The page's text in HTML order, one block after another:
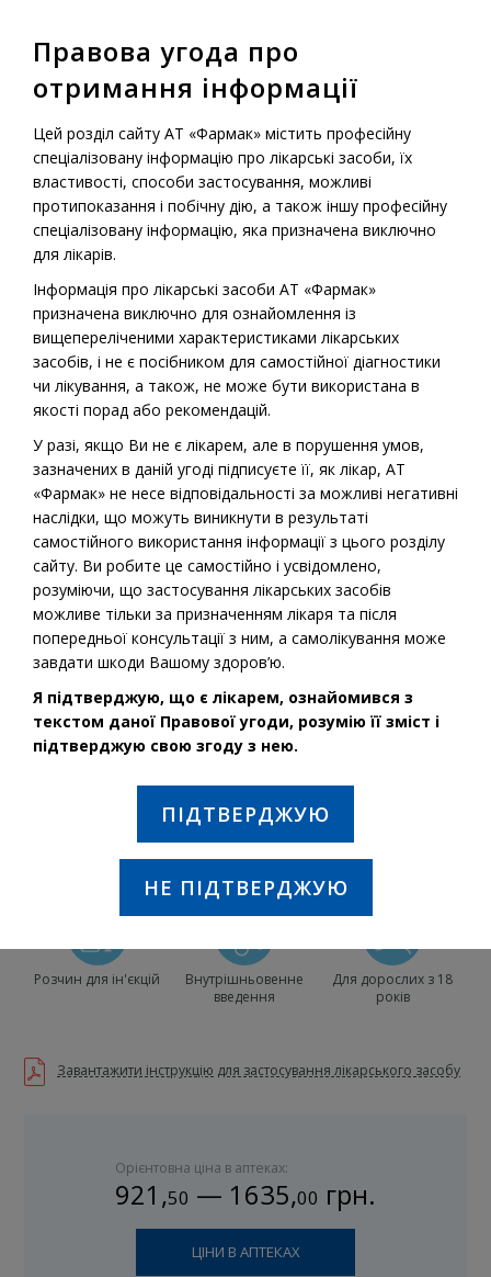
Діаліпон® Турбо
Рецептурний лікарський препарат
Діаліпон® Турбо
Діюча речовина: Кислота тіоктова
ПОКАЗАННЯ ДО ЗАСТОСУВАННЯ:
Розчин для ін'єкцій
Внутрішньовенне
введення
Для дорослих з 18
років
Завантажити інструкцію для застосування лікарського засобу
Орієнтовна ціна в аптеках:
921 ,50 — 1635,00 грн.
ЦІНИ В АПТЕКАХ
Правова угода про
отримання інформації
Цей розділ сайту АТ «Фармак» містить професійну
спеціалізовану інформацію про лікарські засоби, їх
властивості, способи застосування, можливі
протипоказання і побічну дію, а також іншу професійну
спеціалізовану інформацію, яка призначена виключно
для лікарів.
Інформація про лікарські засоби АТ «Фармак»
призначена виключно для ознайомлення із
вищепереліченими характеристиками лікарських
засобів, і не є посібником для самостійної діагностики
чи лікування, а також, не може бути використана в
якості порад або рекомендацій.
У разі, якщо Ви не є лікарем, але в порушення умов,
зазначених в даній угоді підписуєте її, як лікар, АТ
«Фармак» не несе відповідальності за можливі негативні
наслідки, що можуть виникнути в результаті
самостійного використання інформації з цього розділу
сайту. Ви робите це самостійно і усвідомлено,
розуміючи, що застосування лікарських засобів
можливе тільки за призначенням лікаря та після
попередньої консультації з ним, а самолікування може
завдати шкоди Вашому здоров’ю.
Я підтверджую, що є лікарем, ознайомився з
текстом даної Правової угоди, розумію її зміст і
підтверджую свою згоду з нею.
ПІДТВЕРДЖУЮ
НЕ ПІДТВЕРДЖУЮ